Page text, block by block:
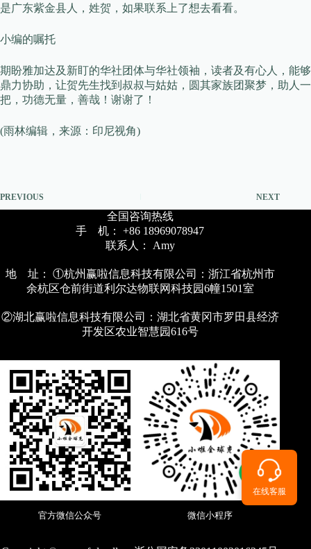
是广东紫金县人，姓贺，如果联系上了想去看看。
小编的嘱托
期盼雅加达及新盯的华社团体与华社领袖，读者及有心人，能够
鼎力协助，让贺先生找到叔叔与姑姑，圆其家族团聚梦，助人一
把，功德无量，善哉！谢谢了！
(雨林编辑，来源：印尼视角)
PREVIOUS NEXT
全国咨询热线
手 机： +86 18969078947
联系人： Amy
地 址： ①杭州赢啦信息科技有限公司：浙江省杭州市
余杭区仓前街道利尔达物联网科技园6幢1501室
②湖北赢啦信息科技有限公司：湖北省黄冈市罗田县经济
开发区农业智慧园616号
官方微信公众号 微信小程序
在线客服